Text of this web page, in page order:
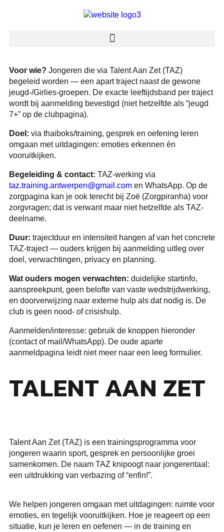
Voor wie? Jongeren die via Talent Aan Zet (TAZ)
begeleid worden — een apart traject naast de gewone
jeugd-/Girlies-groepen. De exacte leeftijdsband per traject
wordt bij aanmelding bevestigd (niet hetzelfde als “jeugd
7+” op de clubpagina).
Doel: via thaiboks/training, gesprek en oefening leren
omgaan met uitdagingen: emoties erkennen én
vooruitkijken.
Begeleiding & contact: TAZ-werking via
taz.training.antwerpen@gmail.com en WhatsApp. Op de
zorgpagina kan je ook terecht bij Zoë (Zorgpiranha) voor
zorgvragen; dat is verwant maar niet hetzelfde als TAZ-
deelname.
Duur: trajectduur en intensiteit hangen af van het concrete
TAZ-traject — ouders krijgen bij aanmelding uitleg over
doel, verwachtingen, privacy en planning.
Wat ouders mogen verwachten: duidelijke startinfo,
aanspreekpunt, geen belofte van vaste wedstrijdwerking,
en doorverwijzing naar externe hulp als dat nodig is. De
club is geen nood- of crisishulp.
Aanmelden/interesse: gebruik de knoppen hieronder
(contact of mail/WhatsApp). De oude aparte
aanmeldpagina leidt niet meer naar een leeg formulier.
TALENT AAN ZET
Talent Aan Zet (TAZ) is een trainingsprogramma voor
jongeren waarin sport, gesprek en persoonlijke groei
samenkomen. De naam TAZ knipoogt naar jongerentaal:
een uitdrukking van verbazing of “enfin!”.
We helpen jongeren omgaan met uitdagingen: ruimte voor
emoties, en tegelijk vooruitkijken. Hoe je reageert op een
situatie, kun je leren en oefenen — in de training en